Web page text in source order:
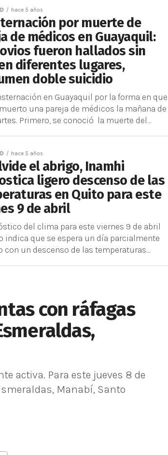
hace 5 años
por muerte de
de médicos en Guayaquil:
fueron hallados sin
diferentes lugares,
doble suicidio
en Guayaquil por la forma en que
una pareja de médicos la mañana de
Primero, se conoció la muerte del...
hace 5 años
el abrigo, Inamhi
ligero descenso de las
en Quito para este
9 de abril
del clima para este viernes 9 de abril
indica que se espera un día parcialmente
con un descenso de las temperaturas...
con ráfagas
activa. Para este jueves 8 de
Manabí, Santo